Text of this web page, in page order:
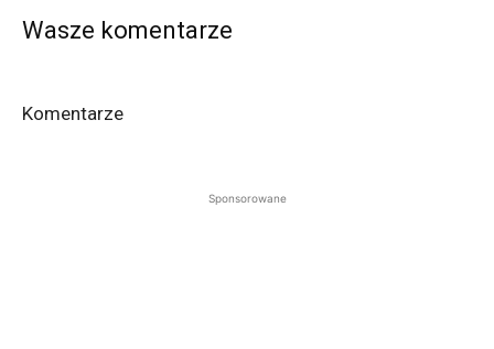
Wasze komentarze
Komentarze
Sponsorowane